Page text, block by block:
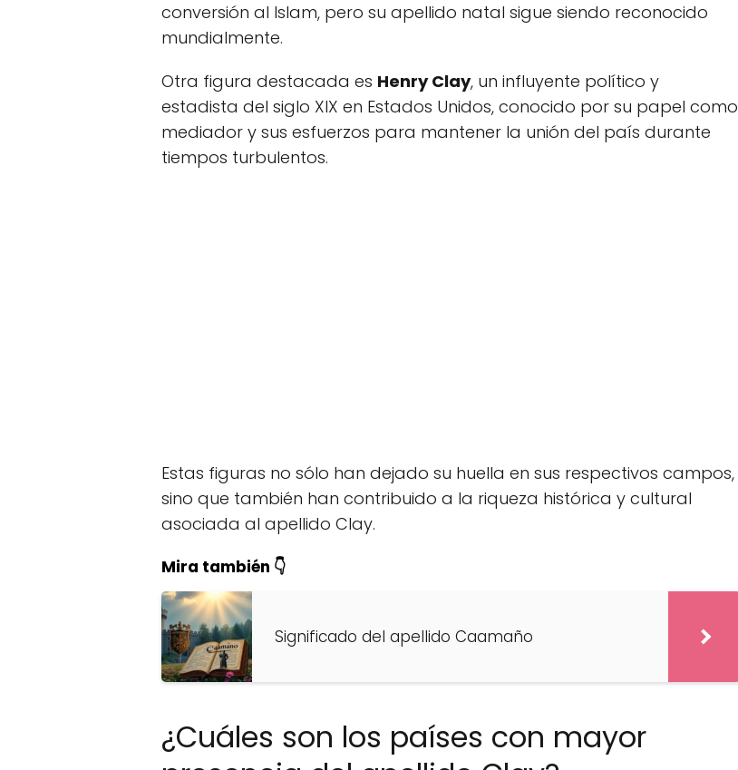
conversión al Islam, pero su apellido natal sigue siendo reconocido
mundialmente.
Otra figura destacada es Henry Clay, un influyente político y
estadista del siglo XIX en Estados Unidos, conocido por su papel como
mediador y sus esfuerzos para mantener la unión del país durante
tiempos turbulentos.
Estas figuras no sólo han dejado su huella en sus respectivos campos,
sino que también han contribuido a la riqueza histórica y cultural
asociada al apellido Clay.
Mira también 👇
Significado del apellido Caamaño
¿Cuáles son los países con mayor